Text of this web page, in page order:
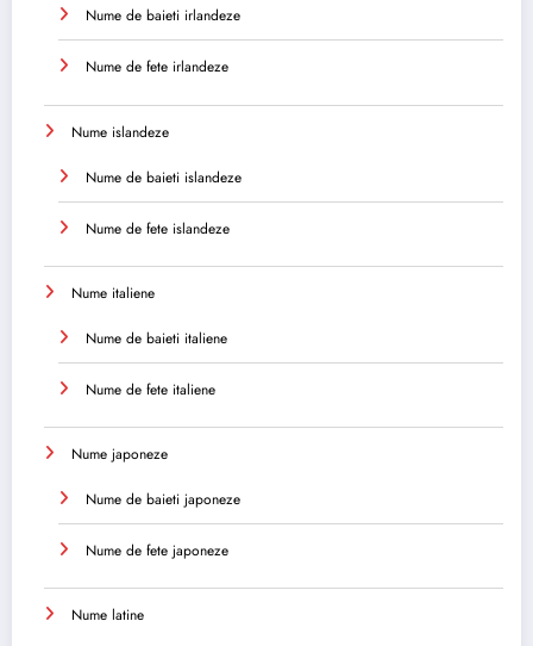
Nume de baieti irlandeze
Nume de fete irlandeze
Nume islandeze
Nume de baieti islandeze
Nume de fete islandeze
Nume italiene
Nume de baieti italiene
Nume de fete italiene
Nume japoneze
Nume de baieti japoneze
Nume de fete japoneze
Nume latine